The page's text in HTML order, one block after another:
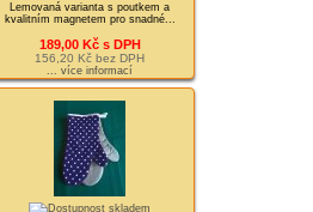
Lemovaná varianta s poutkem a
kvalitním magnetem pro snadné...
189,00 Kč s DPH
156,20 Kč bez DPH
... více informací